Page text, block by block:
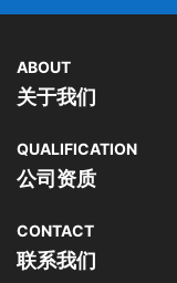
ABOUT
关于我们
QUALIFICATION
公司资质
CONTACT
联系我们